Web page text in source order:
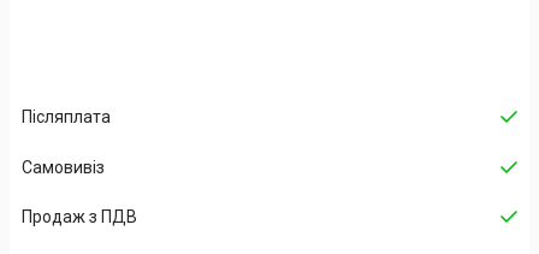
Післяплата
Самовивіз
Продаж з ПДВ